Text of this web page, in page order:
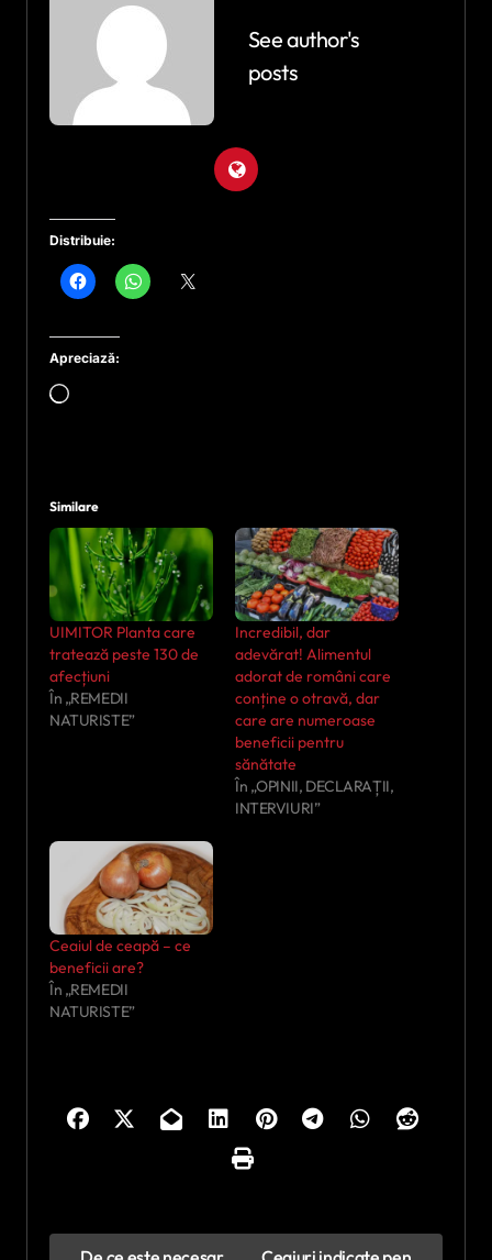
See author's
posts
Distribuie:
Apreciază:
Încarc...
Similare
UIMITOR Planta care
tratează peste 130 de
afecțiuni
În „REMEDII
NATURISTE”
Incredibil, dar
adevărat! Alimentul
adorat de români care
conține o otravă, dar
care are numeroase
beneficii pentru
sănătate
În „OPINII, DECLARAȚII,
INTERVIURI”
Ceaiul de ceapă – ce
beneficii are?
În „REMEDII
NATURISTE”